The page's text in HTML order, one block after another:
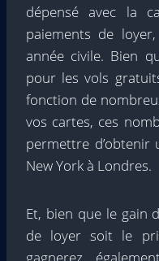
dépensé avec la
paiements de
année civile. Bien
pour les vols
fonction de
vos cartes, ces
permettre
New York à Londres.
Et, bien que le gain
de loyer soit le
gagnerez